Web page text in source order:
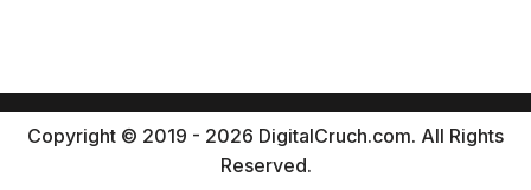
Copyright © 2019 - 2026 DigitalCruch.com. All Rights
Reserved.